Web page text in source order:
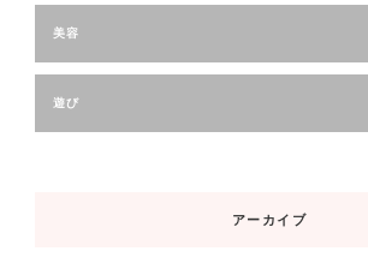
美容
遊び
アーカイブ